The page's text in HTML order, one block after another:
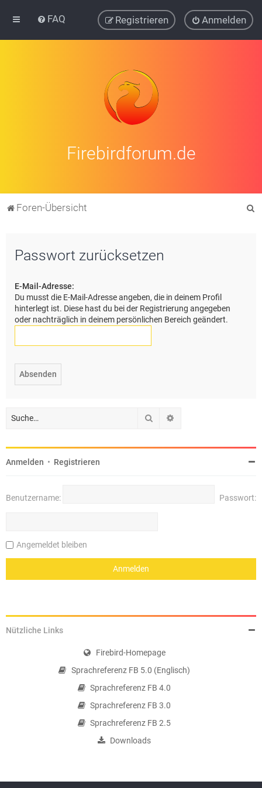
FAQ Anmelden
Registrieren
Firebirdforum.de
Foren-Übersicht
Passwort zurücksetzen
E-Mail-Adresse:
Du musst die E-Mail-Adresse angeben, die in deinem Profil
hinterlegt ist. Diese hast du bei der Registrierung angegeben
oder nachträglich in deinem persönlichen Bereich geändert.
Suche
Anmelden • Registrieren
Benutzername: Passwort:
Angemeldet bleiben
Nützliche Links
Firebird-Homepage
Sprachreferenz FB 5.0 (Englisch)
Sprachreferenz FB 4.0
Sprachreferenz FB 3.0
Sprachreferenz FB 2.5
Downloads